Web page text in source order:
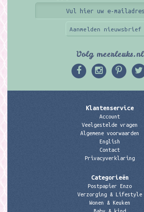
Aanmelden nieuwsbrief
Volg meerleuks.nl
Klantenservice
Account
Veelgestelde vragen
Algemene voorwaarden
English
Contact
Privacyverklaring
Categorieën
Postpapier Enzo
Verzorging & Lifestyle
Wonen & Keuken